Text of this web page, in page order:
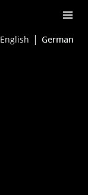
English German